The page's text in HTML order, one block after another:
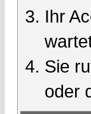
Ihr
Sie
oder